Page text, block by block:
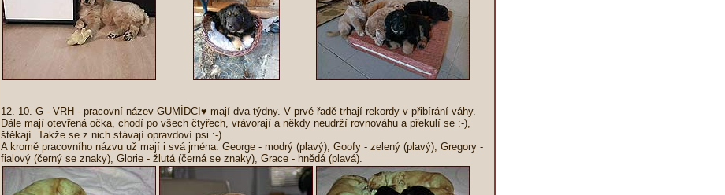
12. 10. G - VRH - pracovní název GUMÍDCI♥ mají dva týdny. V prvé řadě trhají rekordy v přibírání váhy.
Dále mají otevřená očka, chodí po všech čtyřech, vrávorají a někdy neudrží rovnováhu a překulí se :-),
štěkají. Takže se z nich stávají opravdoví psi :-).
A kromě pracovního názvu už mají i svá jména: George - modrý (plavý), Goofy - zelený (plavý), Gregory -
fialový (černý se znaky), Glorie - žlutá (černá se znaky), Grace - hnědá (plavá).